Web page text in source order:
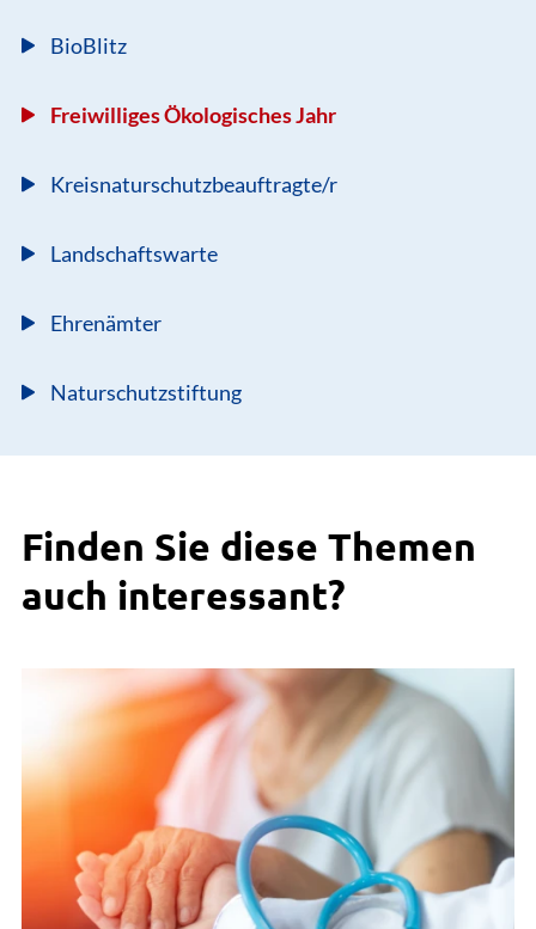
BioBlitz
Freiwilliges Ökologisches Jahr
Kreisnaturschutzbeauftragte/r
Landschaftswarte
Ehrenämter
Naturschutzstiftung
Finden Sie diese Themen
auch interessant?